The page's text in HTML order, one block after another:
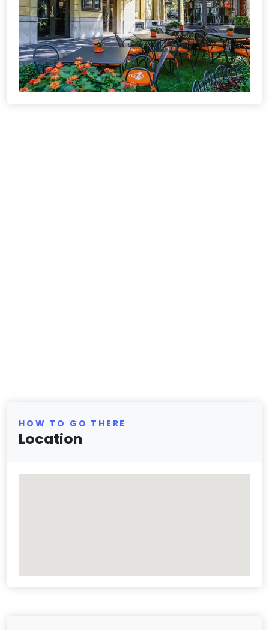
HOW TO GO THERE
Location